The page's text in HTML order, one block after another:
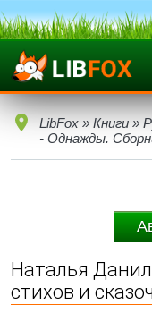
LibFox » Книги »
- Однажды.
Наталья
стихов и